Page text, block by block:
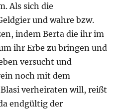
Als sich die
und wahre bzw.
indem Berta die ihr im
ihr Erbe zu bringen und
versucht und
noch mit dem
verheiraten will, reißt
endgültig der